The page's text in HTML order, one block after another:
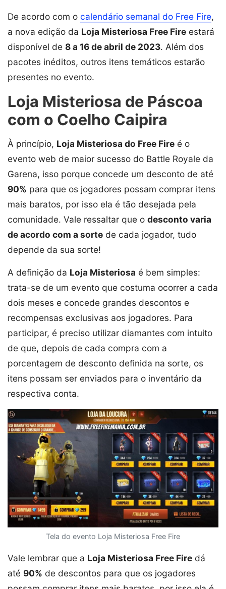
De acordo com o calendário semanal do Free Fire,
a nova edição da Loja Misteriosa Free Fire estará
disponível de 8 a 16 de abril de 2023. Além dos
pacotes inéditos, outros itens temáticos estarão
presentes no evento.
Loja Misteriosa de Páscoa
com o Coelho Caipira
À princípio, Loja Misteriosa do Free Fire é o
evento web de maior sucesso do Battle Royale da
Garena, isso porque concede um desconto de até
90% para que os jogadores possam comprar itens
mais baratos, por isso ela é tão desejada pela
comunidade. Vale ressaltar que o desconto varia
de acordo com a sorte de cada jogador, tudo
depende da sua sorte!
A definição da Loja Misteriosa é bem simples:
trata-se de um evento que costuma ocorrer a cada
dois meses e concede grandes descontos e
recompensas exclusivas aos jogadores. Para
participar, é preciso utilizar diamantes com intuito
de que, depois de cada compra com a
porcentagem de desconto definida na sorte, os
itens possam ser enviados para o inventário da
respectiva conta.
Tela do evento Loja Misteriosa Free Fire
Vale lembrar que a Loja Misteriosa Free Fire dá
até 90% de descontos para que os jogadores